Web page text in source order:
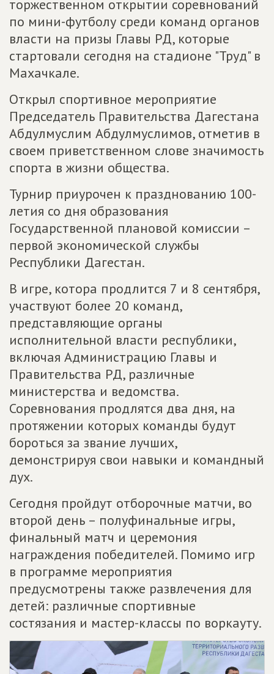
торжественном открытии соревнований
по мини-футболу среди команд органов
власти на призы Главы РД, которые
стартовали сегодня на стадионе "Труд" в
Махачкале.
Открыл спортивное мероприятие
Председатель Правительства Дагестана
Абдулмуслим Абдулмуслимов, отметив в
своем приветственном слове значимость
спорта в жизни общества.
Турнир приурочен к празднованию 100-
летия со дня образования
Государственной плановой комиссии –
первой экономической службы
Республики Дагестан.
В игре, котора продлится 7 и 8 сентября,
участвуют более 20 команд,
представляющие органы
исполнительной власти республики,
включая Администрацию Главы и
Правительства РД, различные
министерства и ведомства.
Соревнования продлятся два дня, на
протяжении которых команды будут
бороться за звание лучших,
демонстрируя свои навыки и командный
дух.
Сегодня пройдут отборочные матчи, во
второй день – полуфинальные игры,
финальный матч и церемония
награждения победителей. Помимо игр
в программе мероприятия
предусмотрены также развлечения для
детей: различные спортивные
состязания и мастер-классы по воркауту.